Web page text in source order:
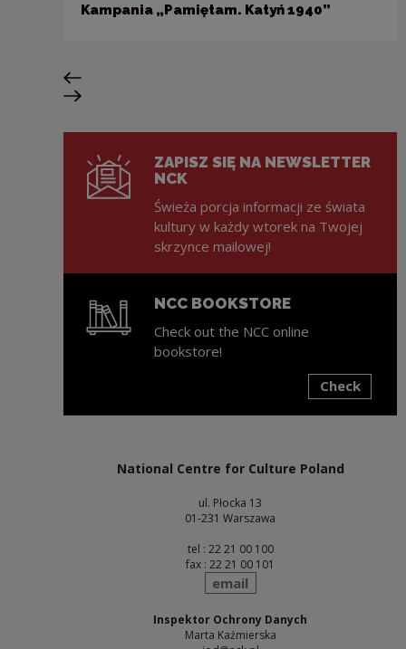
Kampania „Pamiętam. Katyń 1940”
Previous slide
Next slide
ZAPISZ SIĘ NA NEWSLETTER
NCK
Świeża porcja informacji ze świata
kultury w każdy wtorek na Twojej
skrzynce mailowej!
NCC BOOKSTORE
Check out the NCC online
bookstore!
Check
National Centre for Culture Poland
ul. Płocka 13
01-231 Warszawa
tel : 22 21 00 100
fax : 22 21 00 101
send
email
Inspektor Ochrony Danych
Marta Kaźmierska